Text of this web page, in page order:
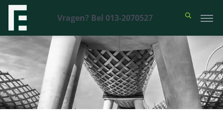
Vragen? Bel 013-2070527